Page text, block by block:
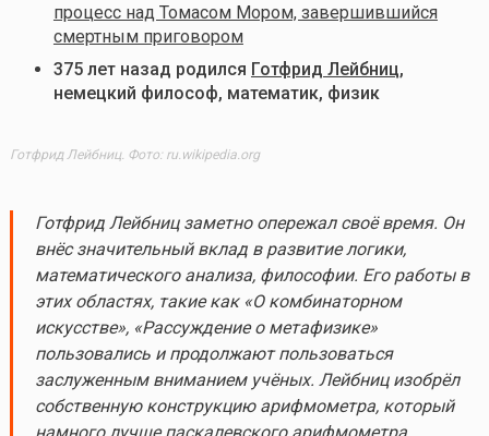
процесс над Томасом Мором, завершившийся
смертным приговором
375 лет назад родился Готфрид Лейбниц,
немецкий философ, математик, физик
Готфрид Лейбниц. Фото: ru.wikipedia.org
Готфрид Лейбниц заметно опережал своё время. Он
внёс значительный вклад в развитие логики,
математического анализа, философии. Его работы в
этих областях, такие как «О комбинаторном
искусстве», «Рассуждение о метафизике»
пользовались и продолжают пользоваться
заслуженным вниманием учёных. Лейбниц изобрёл
собственную конструкцию арифмометра, который
намного лучше паскалевского арифмометра